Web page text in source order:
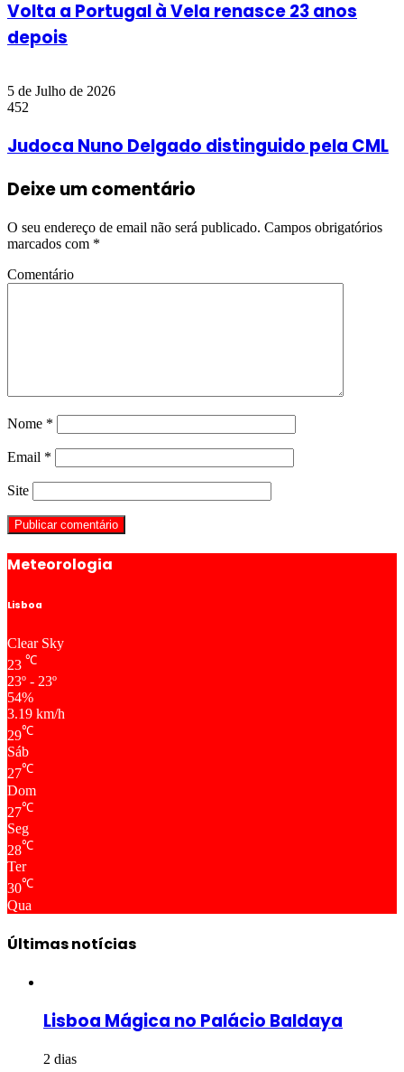
Volta a Portugal à Vela renasce 23 anos
depois
5 de Julho de 2026
452
Judoca Nuno Delgado distinguido pela CML
Deixe um comentário
O seu endereço de email não será publicado. Campos obrigatórios
marcados com *
Comentário
Nome *
Email *
Site
Meteorologia
Lisboa
Clear Sky
23 ℃
23º - 23º
54%
3.19 km/h
29℃
Sáb
27℃
Dom
27℃
Seg
28℃
Ter
30℃
Qua
Últimas notícias
Lisboa Mágica no Palácio Baldaya
2 dias